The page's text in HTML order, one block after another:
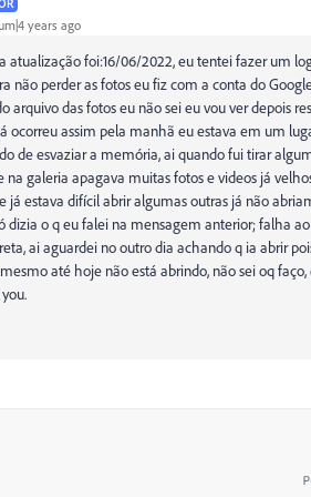
years ago
atualização foi:16/06/2022, eu tentei fazer um
não perder as fotos eu fiz com a conta do
arquivo das fotos eu não sei eu vou ver depois
ocorreu assim pela manhã eu estava em um
de esvaziar a memória, ai quando fui tirar
galeria apagava muitas fotos e videos já
já estava difícil abrir algumas outras já não
dizia o q eu falei na mensagem anterior; falha
ai aguardei no outro dia achando q ia abrir
até hoje não está abrindo, não sei oq